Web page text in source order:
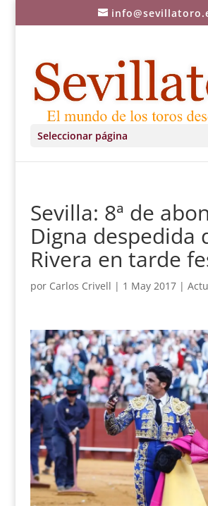
Seleccionar página
Sevilla: 8ª de
Digna despedida
Rivera en tarde
por Carlos Crivell | 1 May 2017|